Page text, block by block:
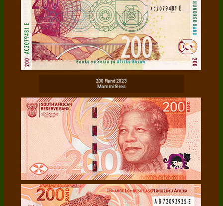
200 Rand 2023
Mammifères